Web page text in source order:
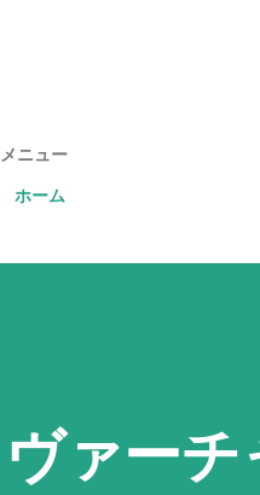
メニュー
ホーム
ヴァー